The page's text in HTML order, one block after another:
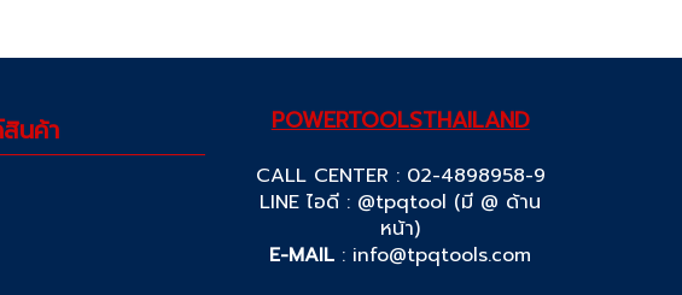
นค้า POWERTOOLSTHAILAND
CALL CENTER : 02-4898958-9
LINE ไอดี : @tpqtool (มี @ ด้าน
หน้า)
E-MAIL : info@tpqtools.com